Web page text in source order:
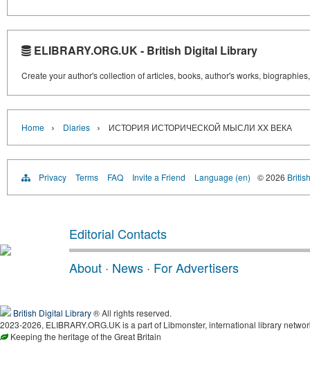
ELIBRARY.ORG.UK - British Digital Library
Create your author's collection of articles, books, author's works,
Home › Diaries › ИСТОРИЯ ИСТОРИЧЕСКОЙ МЫСЛИ XX ВЕКА
Privacy Terms FAQ Invite a Friend Language (en) © 2026
Editorial Contacts
About · News · For Advertisers
British Digital Library® All rights reserved.
2023-2026, ELIBRARY.ORG.UK is a part of Libmonster, international library
Keeping the heritage of the Great Britain